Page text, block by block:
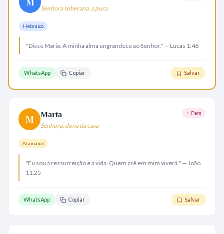
Senhora soberana, a pura
Hebraico
"Disse Maria: A minha alma engrandece ao Senhor." — Lucas 1:46
WhatsApp Copiar Salvar
M Marta
Senhora, dona da casa
♀ Fem
Aramaico
"Eu sou a ressurreição e a vida. Quem crê em mim viverá." — João
11:25
WhatsApp Copiar Salvar